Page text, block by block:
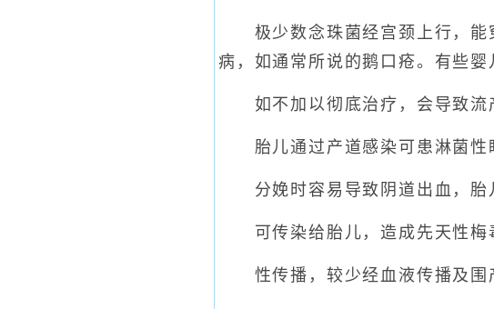
极少数念珠菌经宫颈上行，能
病，如通常所说的鹅口疮。有些婴
如不加以彻底治疗，会导致流
胎儿通过产道感染可患淋菌性
分娩时容易导致阴道出血，胎
可传染给胎儿，造成先天性梅
性传播，较少经血液传播及围